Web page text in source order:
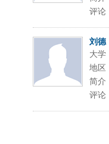
评论
刘德
大学
地区
简介
评论